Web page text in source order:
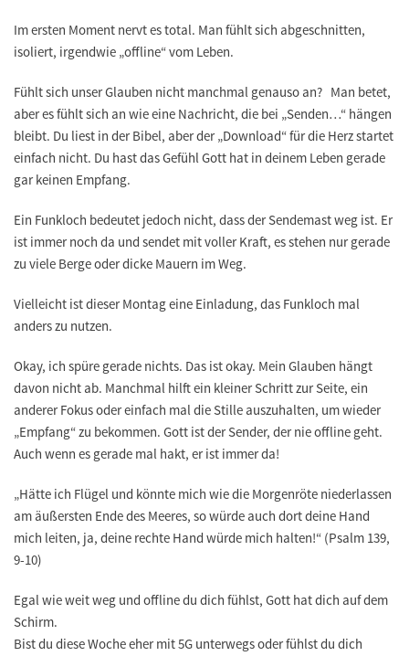
Im ersten Moment nervt es total. Man fühlt sich abgeschnitten,
isoliert, irgendwie „offline“ vom Leben.
Fühlt sich unser Glauben nicht manchmal genauso an? Man betet,
aber es fühlt sich an wie eine Nachricht, die bei „Senden…“ hängen
bleibt. Du liest in der Bibel, aber der „Download“ für die Herz startet
einfach nicht. Du hast das Gefühl Gott hat in deinem Leben gerade
gar keinen Empfang.
Ein Funkloch bedeutet jedoch nicht, dass der Sendemast weg ist. Er
ist immer noch da und sendet mit voller Kraft, es stehen nur gerade
zu viele Berge oder dicke Mauern im Weg.
Vielleicht ist dieser Montag eine Einladung, das Funkloch mal
anders zu nutzen.
Okay, ich spüre gerade nichts. Das ist okay. Mein Glauben hängt
davon nicht ab. Manchmal hilft ein kleiner Schritt zur Seite, ein
anderer Fokus oder einfach mal die Stille auszuhalten, um wieder
„Empfang“ zu bekommen. Gott ist der Sender, der nie offline geht.
Auch wenn es gerade mal hakt, er ist immer da!
„Hätte ich Flügel und könnte mich wie die Morgenröte niederlassen
am äußersten Ende des Meeres, so würde auch dort deine Hand
mich leiten, ja, deine rechte Hand würde mich halten!“ (Psalm 139,
9-10)
Egal wie weit weg und offline du dich fühlst, Gott hat dich auf dem
Schirm.
Bist du diese Woche eher mit 5G unterwegs oder fühlst du dich